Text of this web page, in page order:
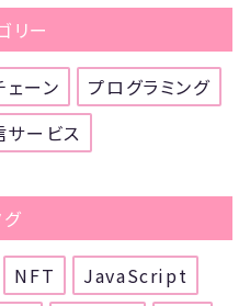
リー
ェーン
プログラミング
ービス
NFT
JavaScript